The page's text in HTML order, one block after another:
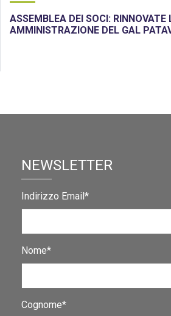
ASSEMBLEA DEI SOCI: RINNOVATE
AMMINISTRAZIONE DEL GAL
NEWSLETTER
Indirizzo Email*
Nome*
Cognome*